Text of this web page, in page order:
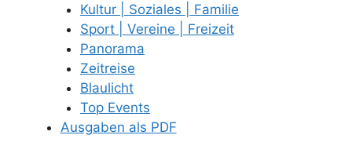
Kultur | Soziales | Familie
Sport | Vereine | Freizeit
Panorama
Zeitreise
Blaulicht
Top Events
Ausgaben als PDF